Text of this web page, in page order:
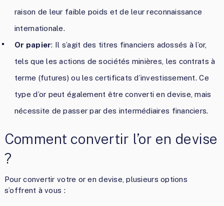
raison de leur faible poids et de leur reconnaissance
internationale.
Or papier: Il s’agit des titres financiers adossés à l’or,
tels que les actions de sociétés minières, les contrats à
terme (futures) ou les certificats d’investissement. Ce
type d’or peut également être converti en devise, mais
nécessite de passer par des intermédiaires financiers.
Comment convertir l’or en devise
?
Pour convertir votre or en devise, plusieurs options
s’offrent à vous :